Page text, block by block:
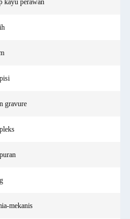
kayu perawan
gravure
mekanis